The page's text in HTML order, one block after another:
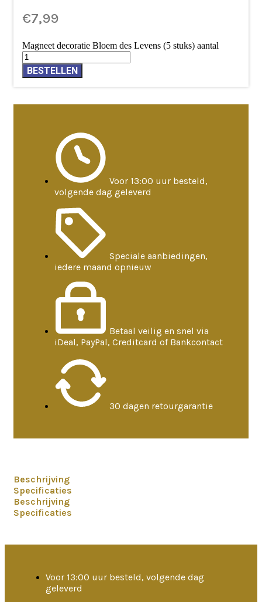
€7,99
Magneet decoratie Bloem des Levens (5 stuks) aantal
BESTELLEN
Voor 13:00 uur besteld,
volgende dag geleverd
Speciale aanbiedingen,
iedere maand opnieuw
Betaal veilig en snel via
iDeal, PayPal, Creditcard of Bankcontact
30 dagen retourgarantie
Beschrijving
Specificaties
Beschrijving
Specificaties
Voor 13:00 uur besteld, volgende dag
geleverd